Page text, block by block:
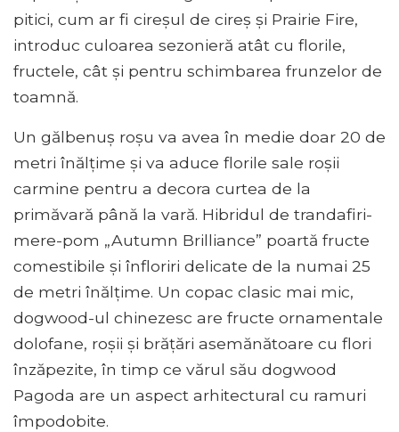
pitici, cum ar fi cireșul de cireș și Prairie Fire,
introduc culoarea sezonieră atât cu florile,
fructele, cât și pentru schimbarea frunzelor de
toamnă.
Un gălbenuș roșu va avea în medie doar 20 de
metri înălțime și va aduce florile sale roșii
carmine pentru a decora curtea de la
primăvară până la vară. Hibridul de trandafiri-
mere-pom „Autumn Brilliance” poartă fructe
comestibile și înfloriri delicate de la numai 25
de metri înălțime. Un copac clasic mai mic,
dogwood-ul chinezesc are fructe ornamentale
dolofane, roșii și brățări asemănătoare cu flori
înzăpezite, în timp ce vărul său dogwood
Pagoda are un aspect arhitectural cu ramuri
împodobite.